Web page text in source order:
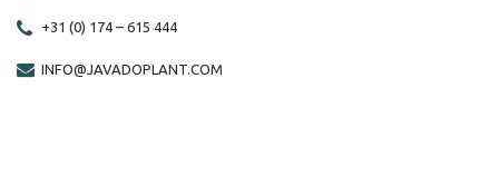
+31 (0) 174 – 615 444
INFO@JAVADOPLANT.COM